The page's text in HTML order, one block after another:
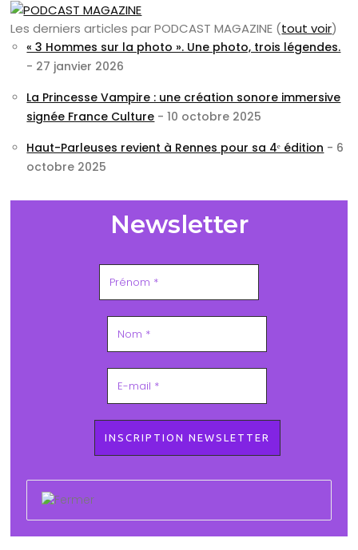
Les derniers articles par PODCAST MAGAZINE (tout voir)
« 3 Hommes sur la photo ». Une photo, trois légendes.
- 27 janvier 2026
La Princesse Vampire : une création sonore immersive
signée France Culture - 10 octobre 2025
Haut-Parleuses revient à Rennes pour sa 4ᵉ édition - 6
octobre 2025
Newsletter